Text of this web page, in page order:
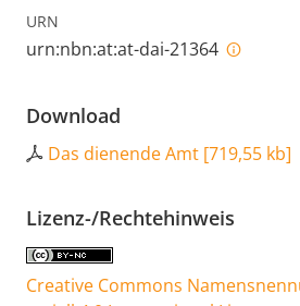
URN
urn:nbn:at:at-dai-21364
Download
Das dienende Amt [719,55 kb]
Lizenz-/Rechtehinweis
Creative Commons